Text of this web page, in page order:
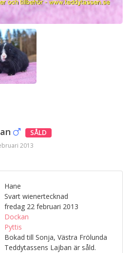
SÅLD
2013
Hane
Svart wienertecknad
fredag 22 februari 2013
Dockan
Pyttis
Bokad till Sonja, Västra Frölunda
Teddytassens Lajban är såld.